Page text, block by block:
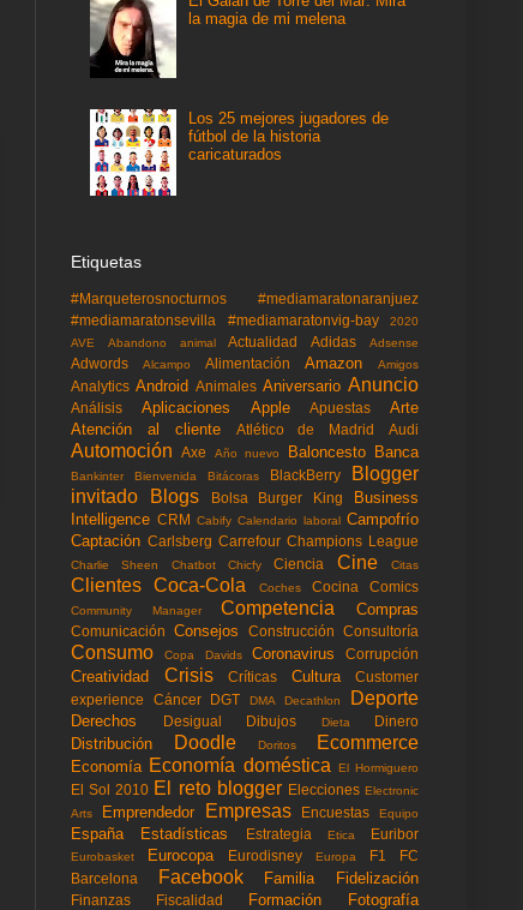
la magia de mi melena
Los 25 mejores jugadores de
fútbol de la historia
caricaturados
Etiquetas
#Marqueterosnocturnos
#mediamaratonaranjuez
#mediamaratonsevilla
#mediamaratonvig-bay
2020
AVE
Abandono animal Actualidad Adidas Adsense
Adwords Alcampo Alimentación Amazon Amigos
Analytics Android Animales Aniversario Anuncio
Análisis Aplicaciones Apple Apuestas
Arte
Atención al cliente
Atlético de Madrid Audi
Automoción Axe Año nuevo Baloncesto Banca
Bankinter Bienvenida Bitácoras BlackBerry
Blogger
invitado
Blogs Bolsa Burger King
Business
Intelligence CRM Cabify Calendario laboral Campofrío
Captación Carlsberg Carrefour Champions League
Charlie Sheen Chatbot Chicfy Ciencia Cine Citas
Clientes Coca-Cola Coches Cocina Comics
Community Manager Competencia Compras
Comunicación Consejos Construcción Consultoría
Consumo Copa Davids Coronavirus Corrupción
Creatividad Crisis Críticas Cultura
Customer
experience
Cáncer DGT DMA Decathlon Deporte
Derechos Desigual Dibujos Dieta Dinero
Distribución Doodle Doritos Ecommerce
Economía Economía doméstica El Hormiguero
El Sol 2010 El reto blogger Elecciones Electronic
Arts
Emprendedor Empresas Encuestas Equipo
España Estadísticas Estrategia Etica Euribor
Eurobasket Eurocopa Eurodisney Europa F1
FC
Barcelona
Facebook Familia Fidelización
Finanzas Fiscalidad Formación
Fotografía